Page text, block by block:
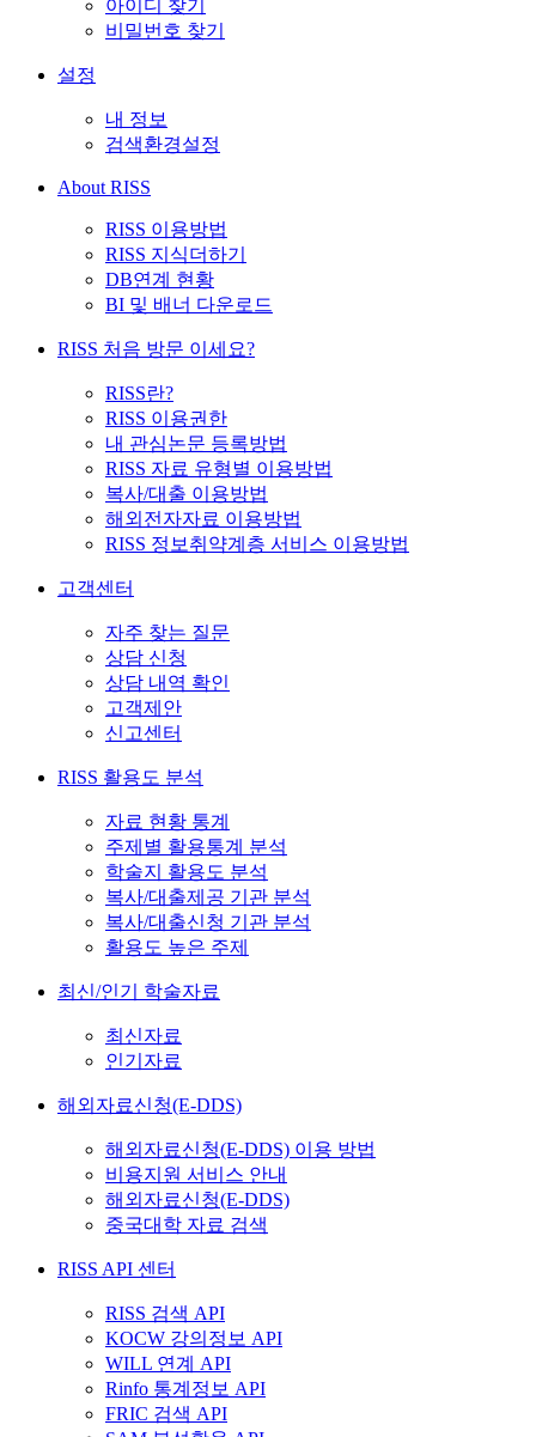
아이디 찾기
비밀번호 찾기
설정
내 정보
검색환경설정
About RISS
RISS 이용방법
RISS 지식더하기
DB연계 현황
BI 및 배너 다운로드
RISS 처음 방문 이세요?
RISS란?
RISS 이용권한
내 관심논문 등록방법
RISS 자료 유형별 이용방법
복사/대출 이용방법
해외전자자료 이용방법
RISS 정보취약계층 서비스 이용방법
고객센터
자주 찾는 질문
상담 신청
상담 내역 확인
고객제안
신고센터
RISS 활용도 분석
자료 현황 통계
주제별 활용통계 분석
학술지 활용도 분석
복사/대출제공 기관 분석
복사/대출신청 기관 분석
활용도 높은 주제
최신/인기 학술자료
최신자료
인기자료
해외자료신청(E-DDS)
해외자료신청(E-DDS) 이용 방법
비용지원 서비스 안내
해외자료신청(E-DDS)
중국대학 자료 검색
RISS API 센터
RISS 검색 API
KOCW 강의정보 API
WILL 연계 API
Rinfo 통계정보 API
FRIC 검색 API